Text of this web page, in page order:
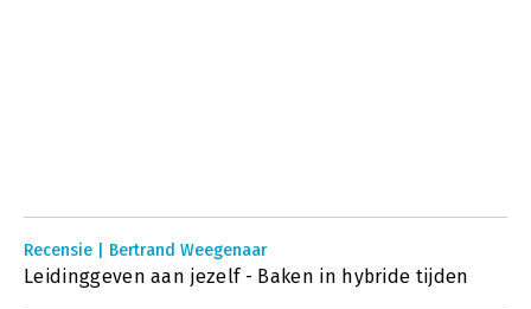
Recensie | Bertrand Weegenaar
Leidinggeven aan jezelf - Baken in hybride tijden